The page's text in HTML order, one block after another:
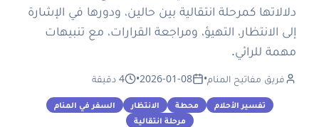
دلالاتها كمرحلة انتقالية بين حالين، ودورها في الإشارة
إلى الانتظار، التهيؤ، ومراجعة القرارات، مع تنبيهات
مهمة للرائي.
فريق مفاتيح المنام•
2026-01-08
• 4 دقيقة
تفسير الأحلام محطة الانتظار
السفر في المنام
مرحلة انتقالية